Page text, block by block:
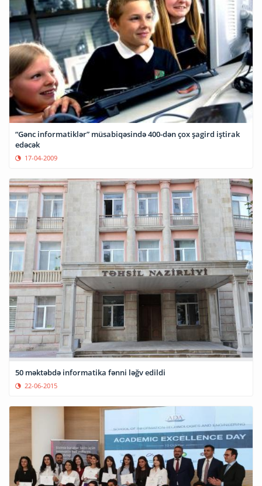
“Gənc informatiklər” müsabiqəsində 400-dən çox şagird iştirak
edəcək
17-04-2009
50 məktəbdə informatika fənni ləğv edildi
22-06-2015